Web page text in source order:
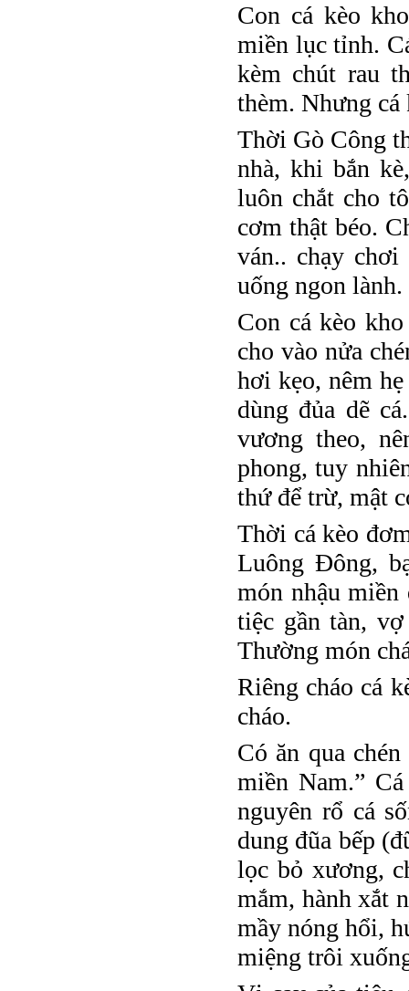
Con cá kèo
miền lục tỉnh.
kèm chút rau
thèm. Nhưng
Thời Gò Công
nhà, khi bắn
luôn chắt cho
cơm thật béo.
ván.. chạy
uống ngon lành.
Con cá kèo
cho vào nửa
hơi kẹo, nêm
dùng đủa dẽ
vương theo,
phong, tuy
thứ để trừ, mật
Thời cá kèo
Luông Đông,
món nhậu
tiệc gần tàn,
Thường món
Riêng cháo cá
cháo.
Có ăn qua
miền Nam.”
nguyên rổ cá
dung đũa bếp
lọc bỏ xương,
mắm, hành xắt
mầy nóng hổi,
miệng trôi